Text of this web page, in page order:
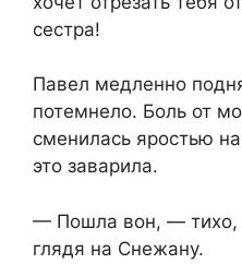
сестра!
Павел медленно
потемнело. Боль от
сменилась яростью
это заварила.
— Пошла вон, — тихо,
глядя на Снежану.